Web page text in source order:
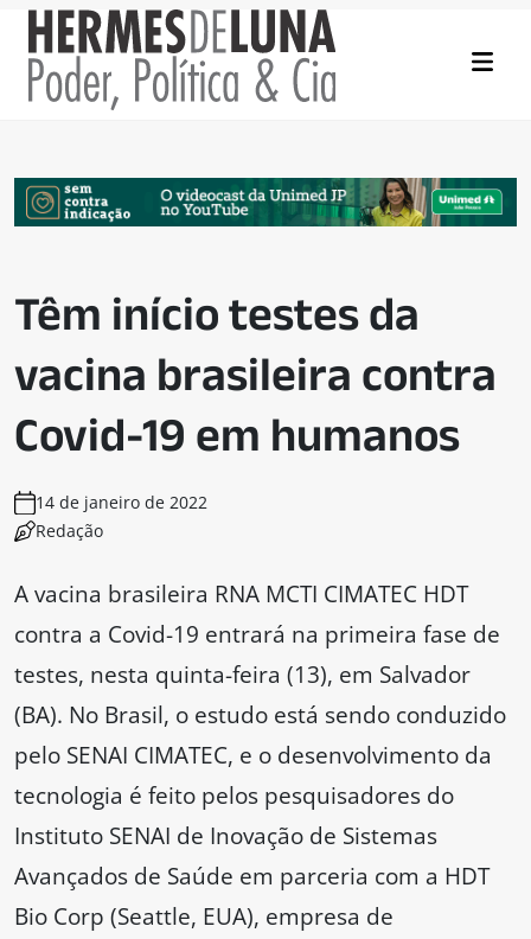
Têm início testes da
vacina brasileira contra
Covid-19 em humanos
14 de janeiro de 2022
Redação
A vacina brasileira RNA MCTI CIMATEC HDT
contra a Covid-19 entrará na primeira fase de
testes, nesta quinta-feira (13), em Salvador
(BA). No Brasil, o estudo está sendo conduzido
pelo SENAI CIMATEC, e o desenvolvimento da
tecnologia é feito pelos pesquisadores do
Instituto SENAI de Inovação de Sistemas
Avançados de Saúde em parceria com a HDT
Bio Corp (Seattle, EUA), empresa de